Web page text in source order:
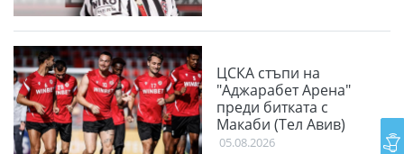
ЦСКА стъпи на
"Аджарабет Арена"
преди битката с
Макаби (Тел Авив)
05.08.2026